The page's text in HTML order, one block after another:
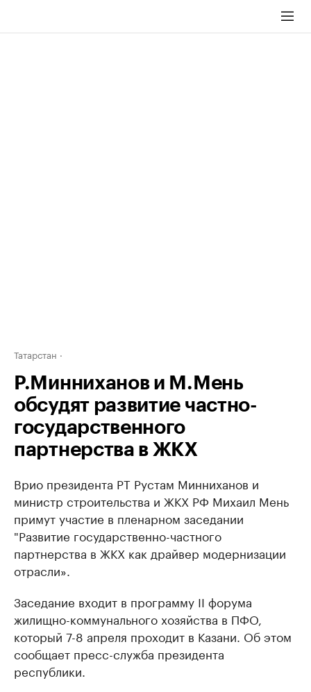
Татарстан
Р.Минниханов и М.Мень
обсудят развитие частно-
государственного
партнерства в ЖКХ
Врио президента РТ Рустам Минниханов и
министр строительства и ЖКХ РФ Михаил Мень
примут участие в пленарном заседании
"Развитие государственно-частного
партнерства в ЖКХ как драйвер модернизации
отрасли».
Заседание входит в программу II форума
жилищно-коммунального хозяйства в ПФО,
который 7-8 апреля проходит в Казани. Об этом
сообщает пресс-служба президента
республики.